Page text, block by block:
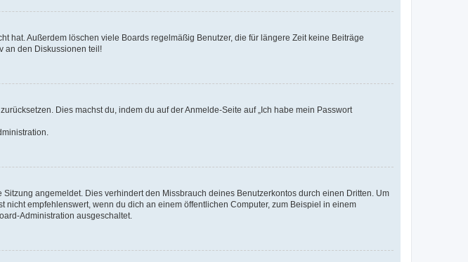
hat. Außerdem löschen viele Boards regelmäßig Benutzer, die für längere Zeit keine Beiträge
an den Diskussionen teil!
Dies machst du, indem du auf der Anmelde-Seite auf „Ich habe mein Passwort
angemeldet. Dies verhindert den Missbrauch deines Benutzerkontos durch einen Dritten. Um
empfehlenswert, wenn du dich an einem öffentlichen Computer, zum Beispiel in einem
Administration ausgeschaltet.